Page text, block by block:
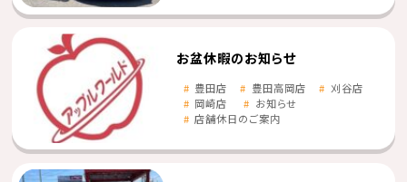
お盆休暇のお知らせ
豊田店 豊田高岡店
刈谷店
岡崎店
お知らせ
店舗休日のご案内